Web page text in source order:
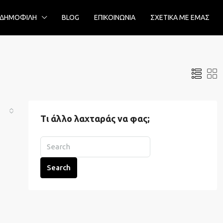
ΔΗΜΟΦΙΛΗ BLOG ΕΠΙΚΟΙΝΩΝΙΑ ΣΧΕΤΙΚΑ ΜΕ ΕΜΑΣ
Τι άλλο λαχταράς να φας;
Search